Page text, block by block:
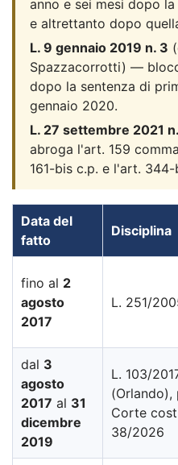
anno e sei mesi dopo
e altrettanto dopo
L. 9 gennaio 2019 n. 3
Spazzacorrotti) —
dopo la sentenza di
gennaio 2020.
L. 27 settembre 2021
abroga l'art. 159
161-bis c.p. e l'art. 344-
Data del
fatto
Disciplina
fino al 2
agosto
2017
L. 251/
dal 3
agosto
2017 al 31
dicembre
2019
L. 103/
(Orlando),
Corte
38/2026